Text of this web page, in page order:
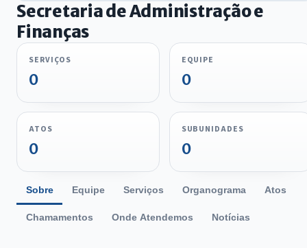
Secretaria de Administração e
Finanças
SERVIÇOS
0
EQUIPE
0
ATOS
0
SUBUNIDADES
0
Sobre Equipe Serviços Organograma Atos
Chamamentos Onde Atendemos Notícias